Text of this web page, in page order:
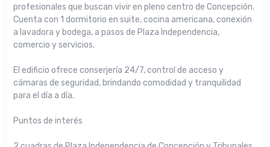
profesionales que buscan vivir en pleno centro de Concepción.
Cuenta con 1 dormitorio en suite, cocina americana, conexión
a lavadora y bodega, a pasos de Plaza Independencia,
comercio y servicios.
El edificio ofrece conserjería 24/7, control de acceso y
cámaras de seguridad, brindando comodidad y tranquilidad
para el día a día.
Puntos de interés